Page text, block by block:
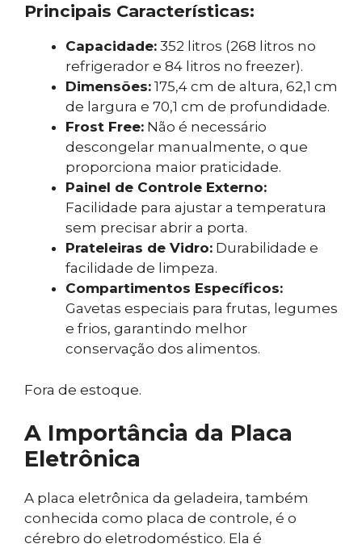
Principais Características:
Capacidade: 352 litros (268 litros no
refrigerador e 84 litros no freezer).
Dimensões: 175,4 cm de altura, 62,1 cm
de largura e 70,1 cm de profundidade.
Frost Free: Não é necessário
descongelar manualmente, o que
proporciona maior praticidade.
Painel de Controle Externo:
Facilidade para ajustar a temperatura
sem precisar abrir a porta.
Prateleiras de Vidro: Durabilidade e
facilidade de limpeza.
Compartimentos Específicos:
Gavetas especiais para frutas, legumes
e frios, garantindo melhor
conservação dos alimentos.
Fora de estoque.
A Importância da Placa
Eletrônica
A placa eletrônica da geladeira, também
conhecida como placa de controle, é o
cérebro do eletrodoméstico. Ela é